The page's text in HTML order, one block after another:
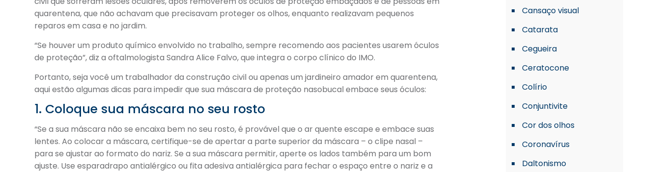
quarentena, que não achavam que precisavam proteger os olhos, enquanto realizavam pequenos
reparos em casa e no jardim.
“Se houver um produto químico envolvido no trabalho, sempre recomendo aos pacientes usarem óculos
de proteção”, diz a oftalmologista Sandra Alice Falvo, que integra o corpo clínico do IMO.
Portanto, seja você um trabalhador da construção civil ou apenas um jardineiro amador em quarentena,
aqui estão algumas dicas para impedir que sua máscara de proteção nasobucal embace seus óculos:
1. Coloque sua máscara no seu rosto
“Se a sua máscara não se encaixa bem no seu rosto, é provável que o ar quente escape e embace suas
lentes. Ao colocar a máscara, certifique-se de apertar a parte superior da máscara – o clipe nasal –
para se ajustar ao formato do nariz. Se a sua máscara permitir, aperte os lados também para um bom
ajuste. Use esparadrapo antialérgico ou fita adesiva antialérgica para fechar o espaço entre o nariz e a
Cansaço visual
Catarata
Cegueira
Ceratocone
Colírio
Conjuntivite
Cor dos olhos
Coronavírus
Daltonismo